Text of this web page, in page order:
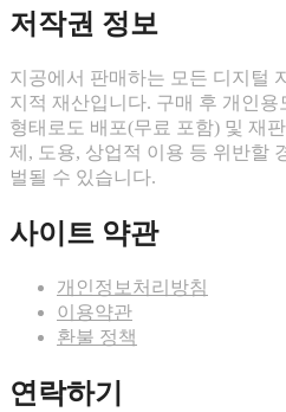
을
검
저작권 정보
지공에서 판매하는 모든 디지털
지적 재산입니다. 구매 후 개인
형태로도 배포(무료 포함) 및 재
제, 도용, 상업적 이용 등 위반할
벌될 수 있습니다.
사이트 약관
개인정보처리방침
이용약관
환불 정책
연락하기